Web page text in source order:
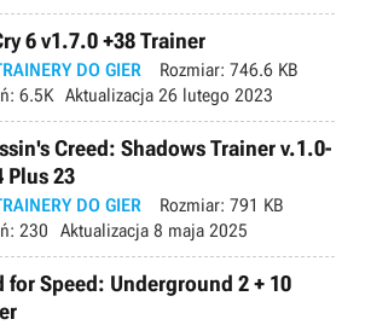
6 v1.7.0 +38 Trainer
DO GIER Rozmiar: 746.6 KB
6.5K Aktualizacja 26 lutego 2023
Creed: Shadows Trainer v.1.0-
Plus 23
DO GIER Rozmiar: 791 KB
230 Aktualizacja 8 maja 2025
for Speed: Underground 2 + 10